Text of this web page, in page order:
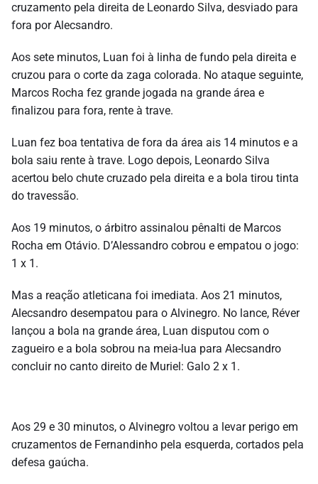
cruzamento pela direita de Leonardo Silva, desviado para
fora por Alecsandro.
Aos sete minutos, Luan foi à linha de fundo pela direita e
cruzou para o corte da zaga colorada. No ataque seguinte,
Marcos Rocha fez grande jogada na grande área e
finalizou para fora, rente à trave.
Luan fez boa tentativa de fora da área ais 14 minutos e a
bola saiu rente à trave. Logo depois, Leonardo Silva
acertou belo chute cruzado pela direita e a bola tirou tinta
do travessão.
Aos 19 minutos, o árbitro assinalou pênalti de Marcos
Rocha em Otávio. D’Alessandro cobrou e empatou o jogo:
1 x 1.
Mas a reação atleticana foi imediata. Aos 21 minutos,
Alecsandro desempatou para o Alvinegro. No lance, Réver
lançou a bola na grande área, Luan disputou com o
zagueiro e a bola sobrou na meia-lua para Alecsandro
concluir no canto direito de Muriel: Galo 2 x 1.
Aos 29 e 30 minutos, o Alvinegro voltou a levar perigo em
cruzamentos de Fernandinho pela esquerda, cortados pela
defesa gaúcha.